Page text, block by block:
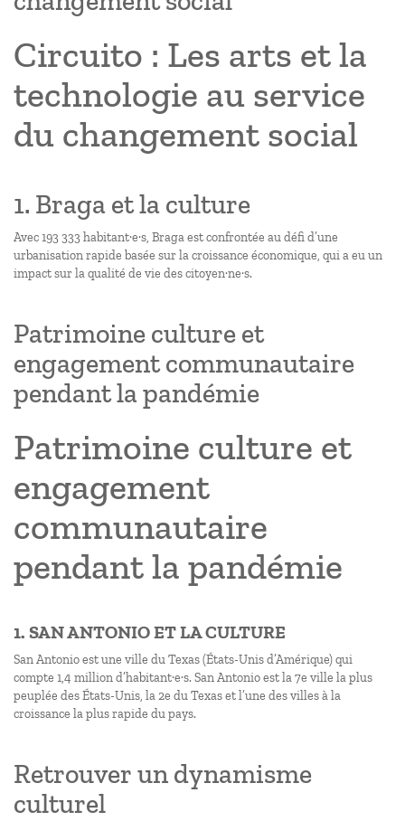
Circuito : Les arts et la
technologie au service
du changement social
1. Braga et la culture
Avec 193 333 habitant·e·s, Braga est confrontée au défi d’une
urbanisation rapide basée sur la croissance économique, qui a eu un
impact sur la qualité de vie des citoyen·ne·s.
Patrimoine culture et
engagement communautaire
pendant la pandémie
Patrimoine culture et
engagement
communautaire
pendant la pandémie
1. SAN ANTONIO ET LA CULTURE
San Antonio est une ville du Texas (États-Unis d’Amérique) qui
compte 1,4 million d’habitant·e·s. San Antonio est la 7e ville la plus
peuplée des États-Unis, la 2e du Texas et l’une des villes à la
croissance la plus rapide du pays.
Retrouver un dynamisme
culturel